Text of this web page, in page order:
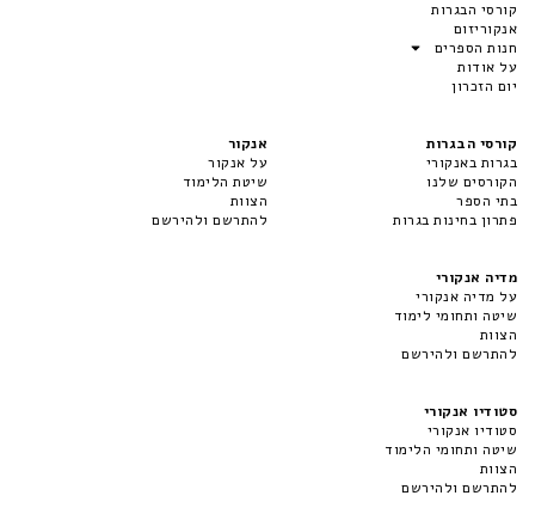
קורסי הבגרות
אנקוריזום
חנות הספרים
על אודות
יום הזכרון
קורסי הבגרות
בגרות באנקורי
הקורסים שלנו
בתי הספר
פתרון בחינות בגרות
אנקור
על אנקור
שיטת הלימוד
הצוות
להתרשם ולהירשם
מדיה אנקורי
על מדיה אנקורי
שיטה ותחומי לימוד
הצוות
להתרשם ולהירשם
סטודיו אנקורי
סטודיו אנקורי
שיטה ותחומי הלימוד
הצוות
להתרשם ולהירשם